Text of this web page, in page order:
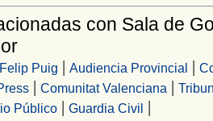
con Sala de
Felip Puig | Audiencia Provincial |
| Comunitat Valenciana |
Público| Guardia Civil |